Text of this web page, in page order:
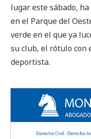
lugar este sábado,
en el Parque del
verde en el que ya
su club, el rótulo con
deportista.